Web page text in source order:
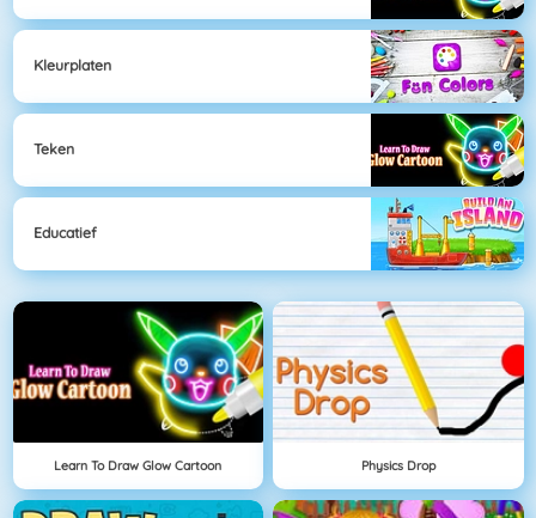
Kleurplaten
Teken
Educatief
Learn To Draw Glow Cartoon Physics Drop